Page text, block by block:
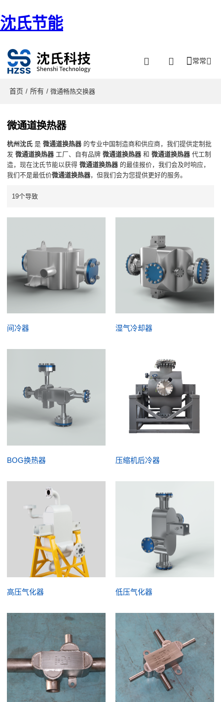
沈氏节能
常常
首页 / 所有 / 微通畅热交换器
微通道换热器
杭州沈氏 是微通道换热器 的专业中国制造商和供应商，我们提供定制批
发微通道换热器 工厂、自有品牌微通道换热器 和微通道换热器 代工制
造，现在沈氏节能以获得微通道换热器 的最佳报价，我们会及时响应，
我们不是最低价微通道换热器，但我们会为您提供更好的服务。
19个导致
间冷器 湿气冷却器
BOG换热器 压缩机后冷器
高压气化器 低压气化器